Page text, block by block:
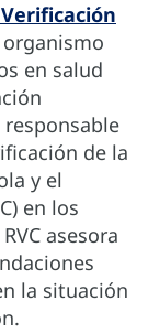
en salud
responsable
de la
y el
en los
asesora
la situación